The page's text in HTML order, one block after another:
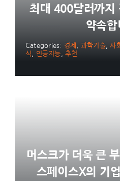
최대 400달러까지
약속합
Categories: 경제 과학기술,사
식
인공지능 ,추천
머스크가 더욱 큰
스페이스X의 기